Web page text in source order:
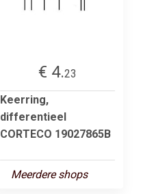
€ 4.23
Keerring,
differentieel
CORTECO 19027865B
Meerdere shops